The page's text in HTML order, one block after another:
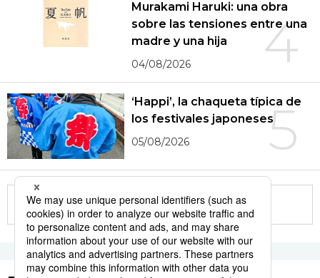
4
Murakami Haruki: una obra
sobre las tensiones entre una
madre y una hija
04/08/2026
5
‘Happi’, la chaqueta típica de
los festivales japoneses
05/08/2026
More in this series